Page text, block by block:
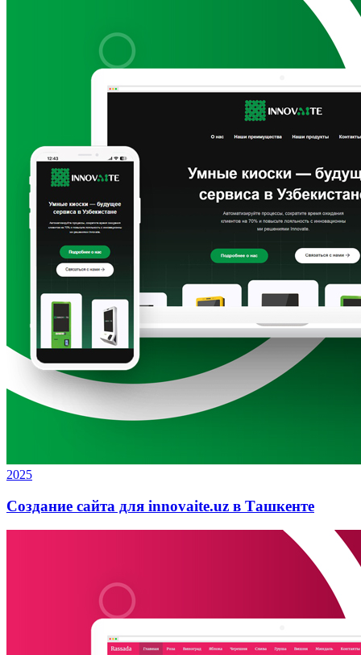
2025
Создание сайта для innovaite.uz в Ташкенте